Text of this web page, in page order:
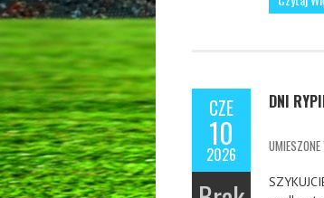
CZE
10
2026
DNI
UMIESZONE